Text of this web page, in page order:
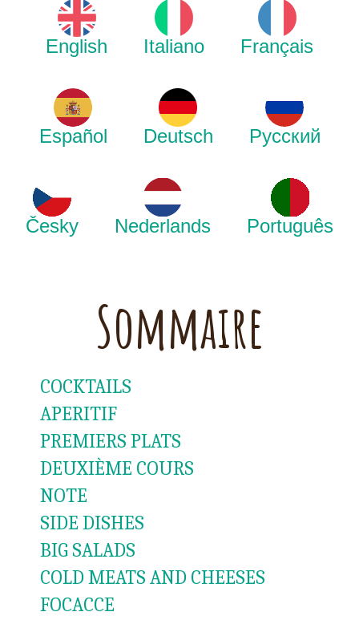
English Italiano Français
Español Deutsch Русский
Česky Nederlands Português
Sommaire
COCKTAILS
APERITIF
PREMIERS PLATS
DEUXIÈME COURS
NOTE
SIDE DISHES
BIG SALADS
COLD MEATS AND CHEESES
FOCACCE